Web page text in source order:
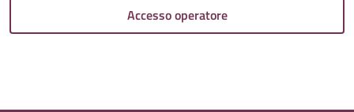
Accesso operatore